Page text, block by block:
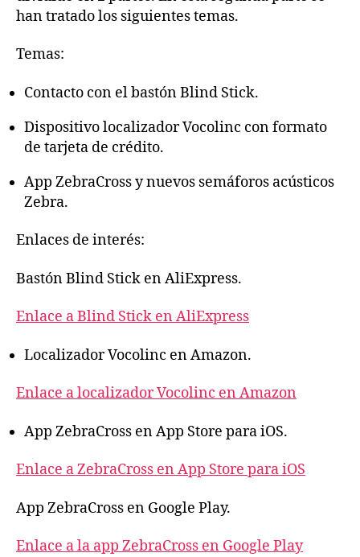
(Segunda
han tratado los siguientes temas.
Temas:
Contacto con el bastón Blind Stick.
Dispositivo localizador Vocolinc con formato
de tarjeta de crédito.
App ZebraCross y nuevos semáforos acústicos
Zebra.
Enlaces de interés:
Bastón Blind Stick en AliExpress.
Enlace a Blind Stick en AliExpress
Localizador Vocolinc en Amazon.
Enlace a localizador Vocolinc en Amazon
App ZebraCross en App Store para iOS.
Enlace a ZebraCross en App Store para iOS
App ZebraCross en Google Play.
Enlace a la app ZebraCross en Google Play